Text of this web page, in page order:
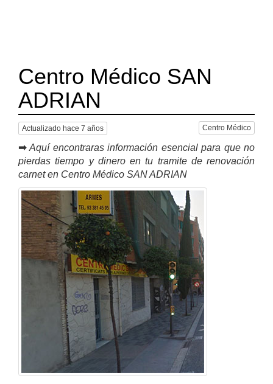
Centro Médico SAN
ADRIAN
Actualizado hace 7 años Centro Médico
➡ Aquí encontraras información esencial para que no
pierdas tiempo y dinero en tu tramite de renovación
carnet en Centro Médico SAN ADRIAN